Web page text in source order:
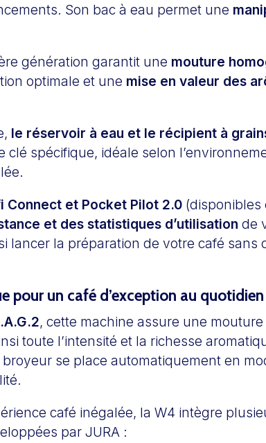
Son bac à eau permet une
génération garantit une mouture
optimale et une mise en valeur des
le réservoir à eau et le récipient à
clé spécifique, idéale selon
Connect et Pocket Pilot 2.0 (disponibles
et des statistiques d’utilisation de
lancer la préparation de votre café sans
pour un café d’exception au quotidien
, cette machine assure une mouture
toute l’intensité et la richesse
se place automatiquement en
café inégalée, la W4 intègre
par JURA :